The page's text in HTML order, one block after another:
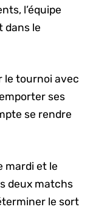
l’équipe
dans le
le tournoi avec
ses
se rendre
mardi et le
deux matchs
le sort